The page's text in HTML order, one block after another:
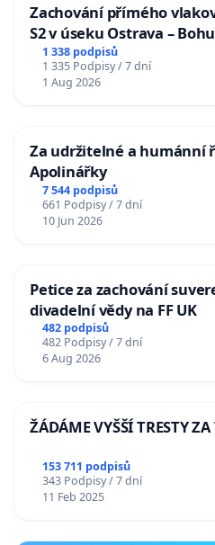
Zachování přímého
S2 v úseku Ostrava –
u Jablunkova
1 338 podpisů
1 335 Podpisy / 7 dní
1 Aug 2026
Za udržitelné a humánní
Apolinářky
7 544 podpisů
661 Podpisy / 7 dní
10 Jun 2026
Petice za zachování
divadelní vědy na FF UK
482 podpisů
482 Podpisy / 7 dní
6 Aug 2026
ŽÁDÁME VYŠŠÍ TRESTY
153 711 podpisů
343 Podpisy / 7 dní
11 Feb 2025